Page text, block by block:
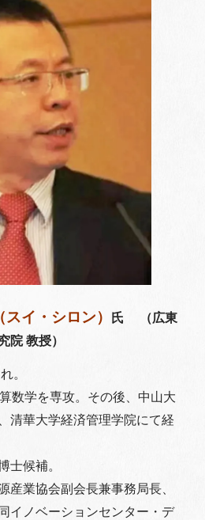
スイ・シロン） 氏
（広東
院 教授）
。
数学を専攻。その後、中山大
清華大学経済管理学院にて経
士候補。
産業協会副会長兼事務局長、
イノベーションセンター・デ